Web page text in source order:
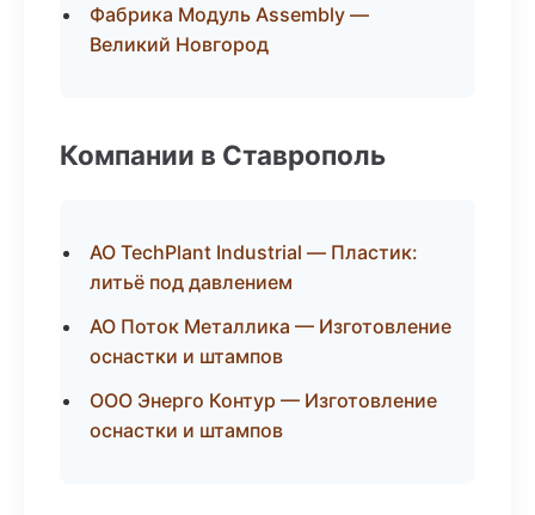
Фабрика Модуль Assembly —
Великий Новгород
Компании в Ставрополь
АО TechPlant Industrial — Пластик:
литьё под давлением
АО Поток Металлика — Изготовление
оснастки и штампов
ООО Энерго Контур — Изготовление
оснастки и штампов